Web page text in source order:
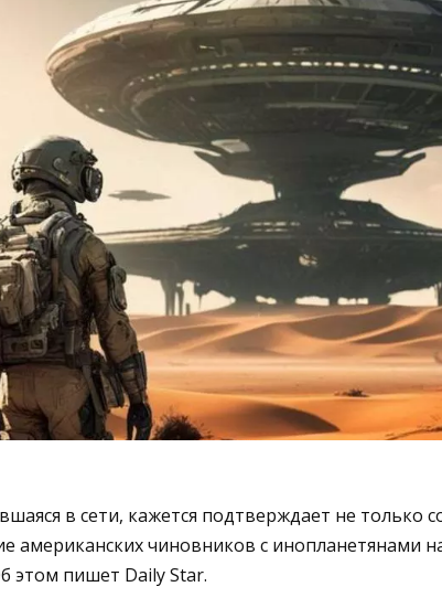
в сети, кажется подтверждает не только
американских чиновников с инопланетянами
этом пишет Daily Star.